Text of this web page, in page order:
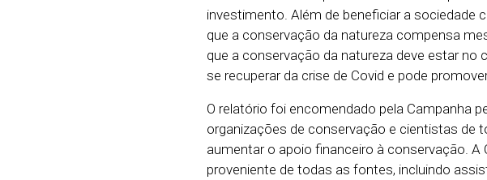
investimento. Além de beneficiar a
que a conservação da natureza compensa
que a conservação da natureza deve estar
se recuperar da crise de Covid e pode
O relatório foi encomendado pela Campanha
organizações de conservação e cientistas de
aumentar o apoio financeiro à conservação.
proveniente de todas as fontes, incluindo